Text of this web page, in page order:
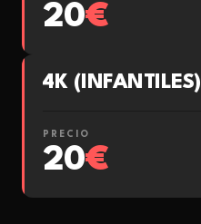
20€
4K (INFANTILES)
PRECIO
20€